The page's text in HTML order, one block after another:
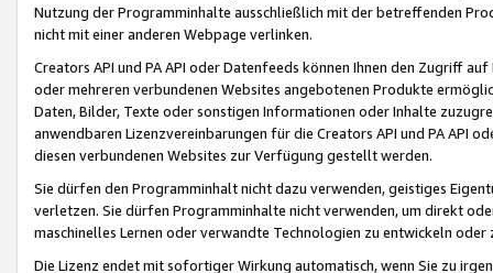
Nutzung der Programminhalte ausschließlich mit der betreffenden
nicht mit einer anderen Webpage verlinken.
Creators API und PA API oder Datenfeeds können Ihnen den Zugriff
oder mehreren verbundenen Websites angebotenen Produkte
Daten, Bilder, Texte oder sonstigen Informationen oder Inhalte
anwendbaren Lizenzvereinbarungen für die Creators API und PA API
diesen verbundenen Websites zur Verfügung gestellt werden.
Sie dürfen den Programminhalt nicht dazu verwenden, geistiges
verletzen. Sie dürfen Programminhalte nicht verwenden, um direkt
maschinelles Lernen oder verwandte Technologien zu entwickeln
Die Lizenz endet mit sofortiger Wirkung automatisch, wenn Sie zu